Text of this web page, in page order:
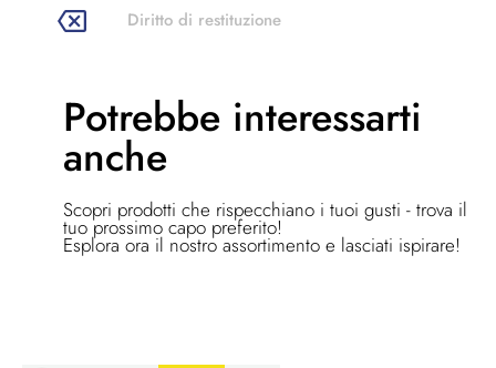
Diritto di restituzione
Potrebbe interessarti
anche
Scopri prodotti che rispecchiano i tuoi gusti - trova il
tuo prossimo capo preferito!
Esplora ora il nostro assortimento e lasciati ispirare!